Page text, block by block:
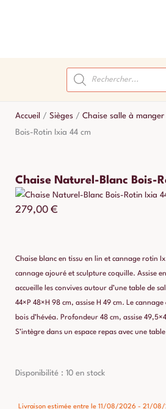
Recherche
de
produits
Accueil / Sièges / Chaise salle à manger
Bois-Rotin Ixia 44 cm
Chaise Naturel-Blanc Bois-
279,00 €
Chaise blanc en tissu en lin et cannage rotin
cannage ajouré et sculpture coquille. Assise
accueille les convives autour d’une table de
44×P 48×H 98 cm, assise H 49 cm. Le
bois d’hévéa. Profondeur 48 cm, assise
S’intègre dans un espace repas avec une
Disponibilité : 10 en stock
Livraison estimée entre le 11/08/2026 - 21/
quantité
Chaise